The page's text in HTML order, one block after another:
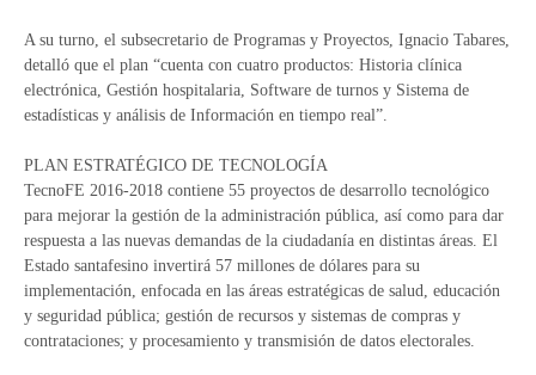
A su turno, el subsecretario de Programas y Proyectos, Ignacio Tabares,
detalló que el plan “cuenta con cuatro productos: Historia clínica
electrónica, Gestión hospitalaria, Software de turnos y Sistema de
estadísticas y análisis de Información en tiempo real”.
PLAN ESTRATÉGICO DE TECNOLOGÍA
TecnoFE 2016-2018 contiene 55 proyectos de desarrollo tecnológico
para mejorar la gestión de la administración pública, así como para dar
respuesta a las nuevas demandas de la ciudadanía en distintas áreas. El
Estado santafesino invertirá 57 millones de dólares para su
implementación, enfocada en las áreas estratégicas de salud, educación
y seguridad pública; gestión de recursos y sistemas de compras y
contrataciones; y procesamiento y transmisión de datos electorales.